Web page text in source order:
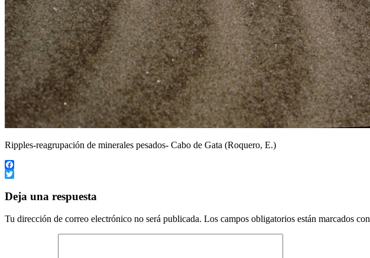
Ripples-reagrupación de minerales pesados- Cabo de Gata (Roquero, E.)
Facebook
Deja una respuesta
Tu dirección de correo electrónico no será publicada. Los campos obligatorios están marcados con